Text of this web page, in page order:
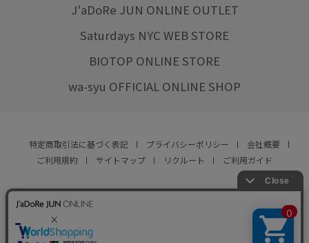
J'aDoRe JUN ONLINE OUTLET
Saturdays NYC WEB STORE
BIOTOP ONLINE STORE
wa-syu OFFICIAL ONLINE SHOP
特定商取引法に基づく表記 プライバシーポリシー
会社概要
ご利用規約
サイトマップ リクルート ご利用ガイド
© JUN CO.,LTD. ALL RIGHTS RESERVED.